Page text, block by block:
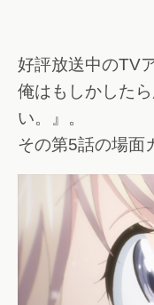
好評放送中のTV
俺はもしかした
い。』。
その第5話の場面